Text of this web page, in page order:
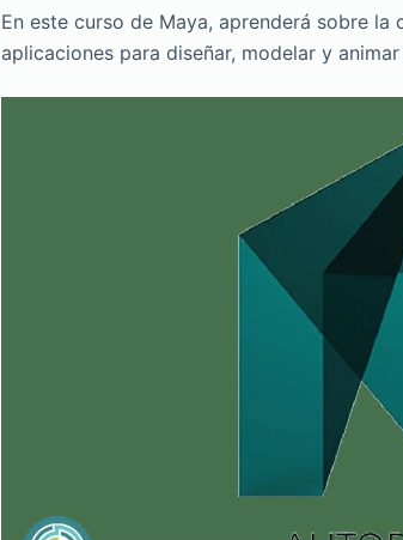
En este curso de Maya, aprenderá sobre
aplicaciones para diseñar, modelar y